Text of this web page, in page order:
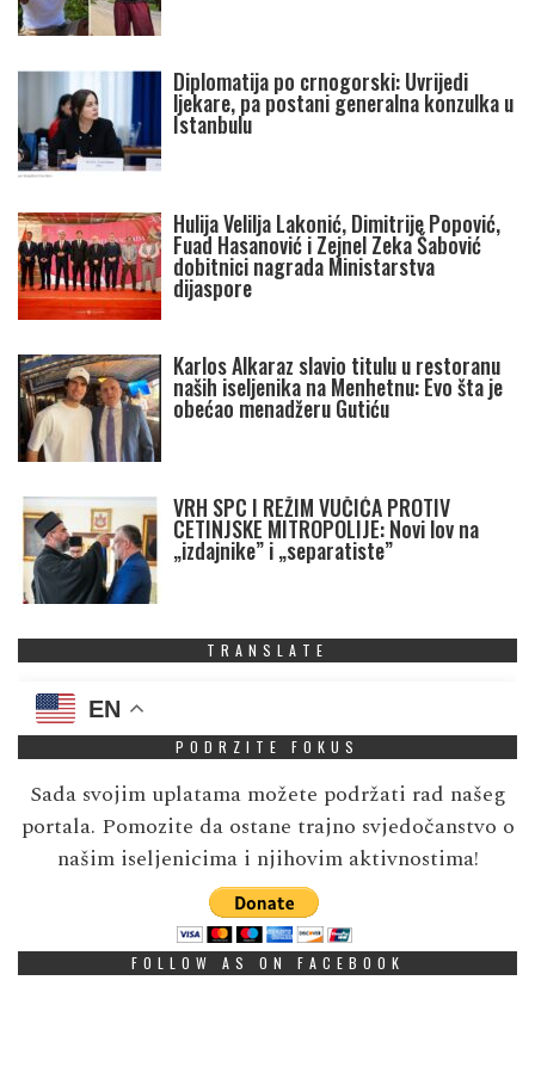
Diplomatija po crnogorski: Uvrijedi
ljekare, pa postani generalna konzulka u
Istanbulu
Hulija Velilja Lakonić, Dimitrije Popović,
Fuad Hasanović i Zejnel Zeka Šabović
dobitnici nagrada Ministarstva
dijaspore
Karlos Alkaraz slavio titulu u restoranu
naših iseljenika na Menhetnu: Evo šta je
obećao menadžeru Gutiću
VRH SPC I REŽIM VUČIĆA PROTIV
CETINJSKE MITROPOLIJE: Novi lov na
„izdajnike” i „separatiste”
TRANSLATE
EN
PODRZITE FOKUS
Sada svojim uplatama možete podržati rad našeg
portala. Pomozite da ostane trajno svjedočanstvo o
našim iseljenicima i njihovim aktivnostima!
FOLLOW AS ON FACEBOOK